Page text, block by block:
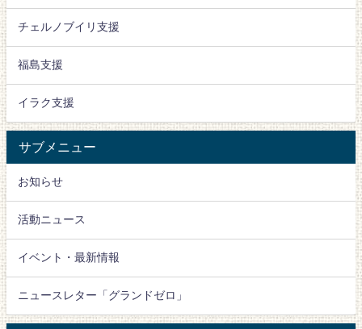
チェルノブイリ支援
福島支援
イラク支援
サブメニュー
お知らせ
活動ニュース
イベント・最新情報
ニュースレター「グランドゼロ」